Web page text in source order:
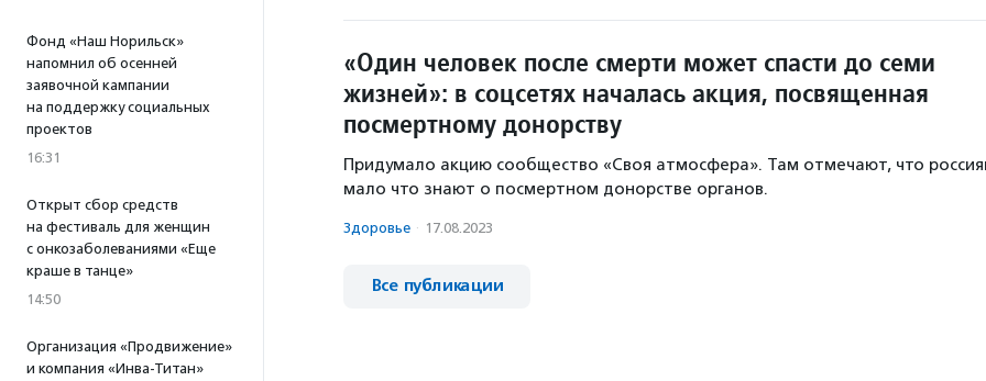
Фонд «Наш Норильск»
напомнил об осенней
заявочной кампании
на поддержку социальных
проектов
16:31
Открыт сбор средств
на фестиваль для женщин
с онкозаболеваниями «Еще
краше в танце»
14:50
Организация «Продвижение»
и компания «Инва-Титан»
«Один человек после смерти может спасти до семи
жизней»: в соцсетях началась акция, посвященная
посмертному донорству
Придумало акцию сообщество «Своя атмосфера». Там отмечают, что
мало что знают о посмертном донорстве органов.
Здоровье · 17.08.2023
Все публикации